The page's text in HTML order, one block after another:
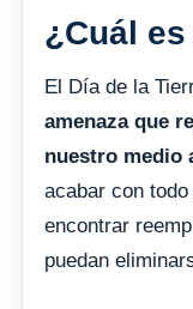
¿Cuál
El Día de la
amenaza que
nuestro medio
acabar con
encontrar
puedan